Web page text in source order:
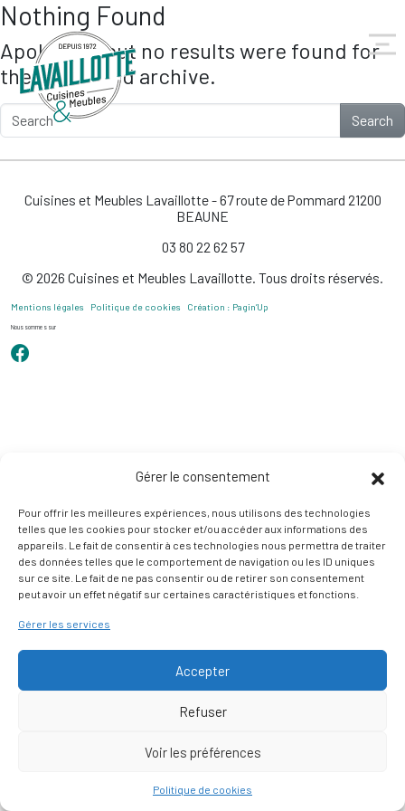
Gérer le consentement
Pour offrir les meilleures expériences, nous utilisons des technologies
telles que les cookies pour stocker et/ou accéder aux informations des
appareils. Le fait de consentir à ces technologies nous permettra de traiter
des données telles que le comportement de navigation ou les ID uniques
sur ce site. Le fait de ne pas consentir ou de retirer son consentement
peut avoir un effet négatif sur certaines caractéristiques et fonctions.
Gérer les services
Accepter
Refuser
Voir les préférences
Politique de cookies
Skip to main content
Nothing Found
Apologies, but no results were found for
the requested archive.
Search
Cuisines et Meubles Lavaillotte - 67 route de Pommard 21200
BEAUNE
03 80 22 62 57
© 2026 Cuisines et Meubles Lavaillotte. Tous droits réservés.
Mentions légales Politique de cookies Création : Pagin’Up
Nous sommes sur